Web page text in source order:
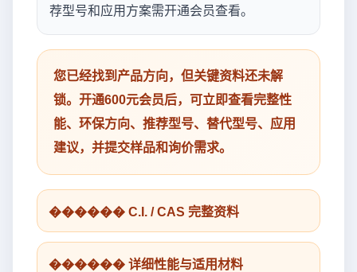
荐型号和应用方案需开通会员查看。
您已经找到产品方向，但关键资料还未解
锁。开通600元会员后，可立即查看完整性
能、环保方向、推荐型号、替代型号、应用
建议，并提交样品和询价需求。
������ C.I. / CAS 完整资料
������ 详细性能与适用材料